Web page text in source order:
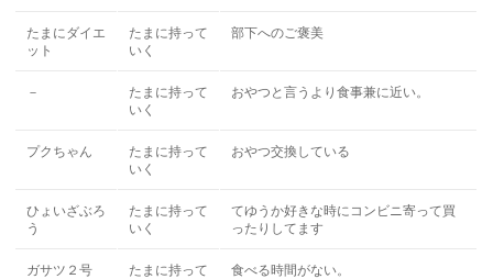
たまにダイエ
ット
たまに持って
いく
部下へのご褒美
－
たまに持って
いく
おやつと言うより食事兼に近い。
プクちゃん
たまに持って
いく
おやつ交換している
ひょいざぶろ
う
たまに持って
いく
てゆうか好きな時にコンビニ寄って買
ったりしてます
ガサツ２号
たまに持って
食べる時間がない。